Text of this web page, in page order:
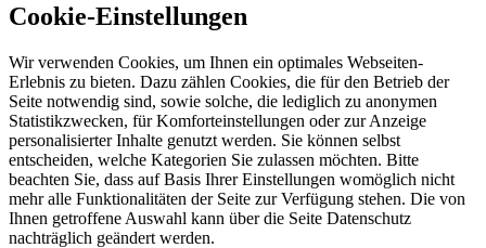
Cookie-Einstellungen
Wir verwenden Cookies, um Ihnen ein optimales Webseiten-
Erlebnis zu bieten. Dazu zählen Cookies, die für den Betrieb der
Seite notwendig sind, sowie solche, die lediglich zu anonymen
Statistikzwecken, für Komforteinstellungen oder zur Anzeige
personalisierter Inhalte genutzt werden. Sie können selbst
entscheiden, welche Kategorien Sie zulassen möchten. Bitte
beachten Sie, dass auf Basis Ihrer Einstellungen womöglich nicht
mehr alle Funktionalitäten der Seite zur Verfügung stehen. Die von
Ihnen getroffene Auswahl kann über die Seite Datenschutz
nachträglich geändert werden.